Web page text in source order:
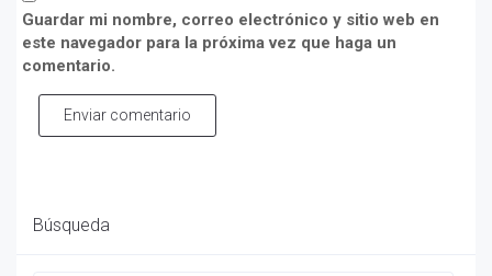
Guardar mi nombre, correo electrónico y sitio web en
este navegador para la próxima vez que haga un
comentario.
Enviar comentario
Búsqueda